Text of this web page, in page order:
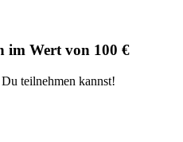
im Wert von 100 €
teilnehmen kannst!